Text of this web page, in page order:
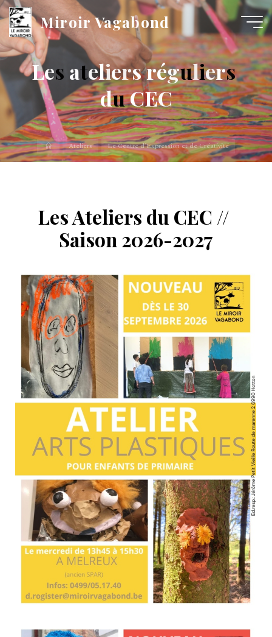
Miroir Vagabond
Les ateliersréguliers
duCEC
Ateliers Le Centre d’Expression et de Créativité
LesAteliers du CEC //
Saison 2026-2027